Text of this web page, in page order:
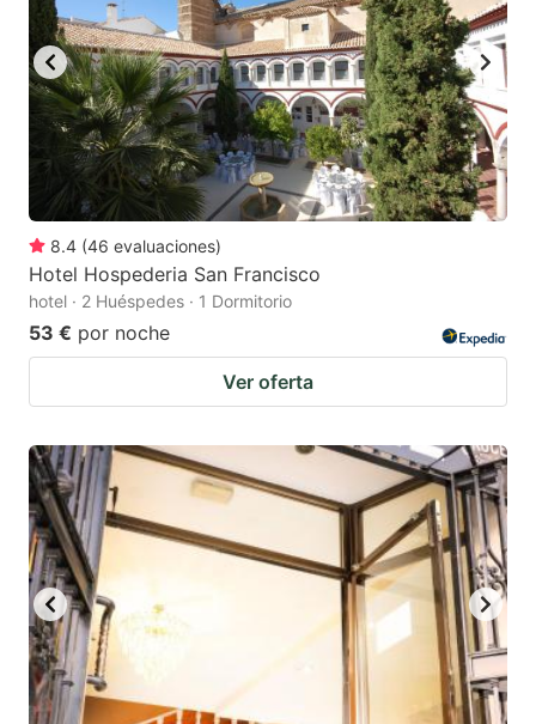
8.4 (46 evaluaciones)
Hotel Hospederia San Francisco
hotel · 2 Huéspedes · 1 Dormitorio
53 € por noche
Ver oferta